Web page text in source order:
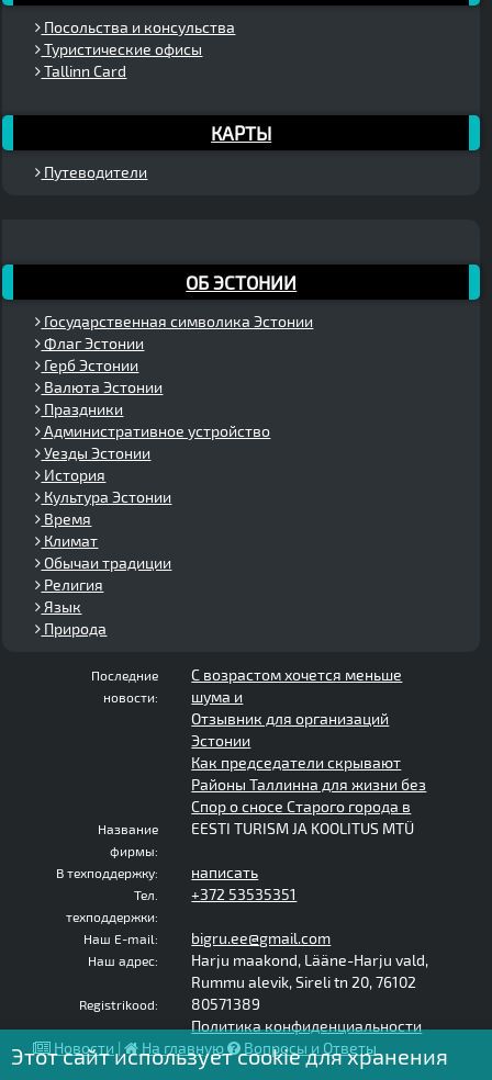
Посольства и консульства
Туристические офисы
Tallinn Card
КАРТЫ
Путеводители
ОБ ЭСТОНИИ
Государственная символика Эстонии
Флаг Эстонии
Герб Эстонии
Валюта Эстонии
Праздники
Административное устройство
Уезды Эстонии
История
Культура Эстонии
Время
Климат
Обычаи традиции
Религия
Язык
Природа
Последние
новости:
С возрастом хочется меньше
шума и
Отзывник для организаций
Эстонии
Как председатели скрывают
Районы Таллинна для жизни без
Спор о сносе Старого города в
Название
фирмы:
EESTI TURISM JA KOOLITUS MTÜ
В техподдержку: написать
Тел.
техподдержки:
+372 53535351
Наш E-mail: bigru.ee@gmail.com
Наш адрес:
Harju maakond, Lääne-Harju vald,
Rummu alevik, Sireli tn 20, 76102
Registrikood:
80571389
Политика конфиденциальности
Новости | На главную Вопросы и Ответы
Этот сайт использует cookie для хранения